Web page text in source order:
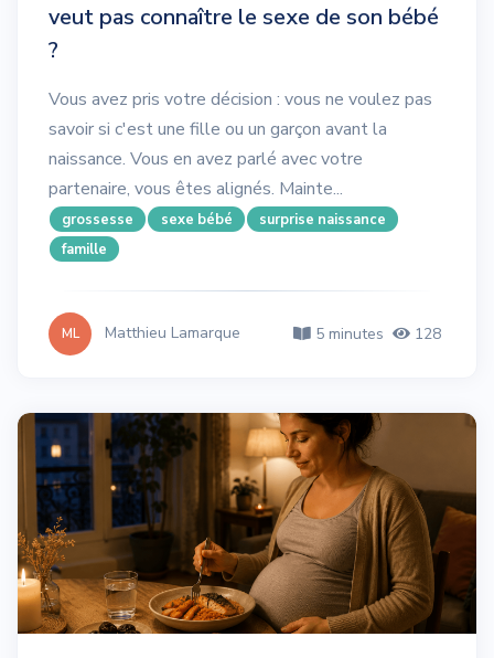
veut pas connaître le sexe de son bébé
?
Vous avez pris votre décision : vous ne voulez pas
savoir si c'est une fille ou un garçon avant la
naissance. Vous en avez parlé avec votre
partenaire, vous êtes alignés. Mainte...
grossesse sexe bébé
surprise naissance
famille
ML Matthieu Lamarque 5 minutes 128